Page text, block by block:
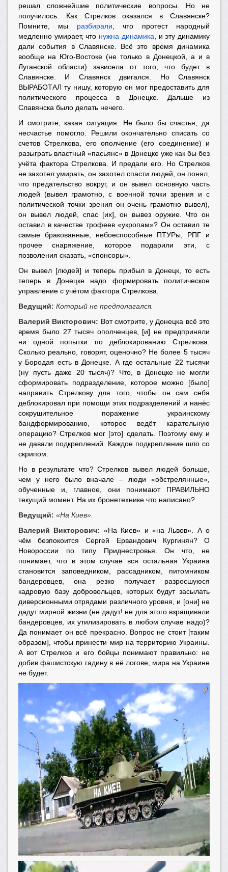
решал сложнейшие политические вопросы. Но не
получилось. Как Стрелков оказался в Славянске?
Помните, мы разбирали , что протест народный
медленно умирает, что нужна динамика , и эту динамику
дали события в Славянске. Всё это время динамика
вообще на Юго-Востоке (не только в Донецкой, а и в
Луганской области) зависела от того, что будет в
Славянске. И Славянск двигался. Но Славянск
ВЫРАБОТАЛ ту нишу, которую он мог предоставить для
политического процесса в Донецке. Дальше из
Славянска было делать нечего.
И смотрите, какая ситуация. Не было бы счастья, да
несчастье помогло. Решили окончательно списать со
счетов Стрелкова, его ополчение (его соединение) и
разыграть властный «пасьянс» в Донецке уже как бы без
учёта фактора Стрелкова. И предали его. Но Стрелков
не захотел умирать, он захотел спасти людей, он понял,
что предательство вокруг, и он вывел основную часть
людей (вывел грамотно, с военной точки зрения и с
политической точки зрения он очень грамотно вывел),
он вывел людей, спас [их], он вывез оружие. Что он
оставил в качестве трофеев «укропам»? Он оставил те
самые бракованные, небоеспособные ПТУРы, РПГ и
прочее снаряжение, которое подарили эти, с
позволения сказать, «спонсоры».
Он вывел [людей] и теперь прибыл в Донецк, то есть
теперь в Донецке надо формировать политическое
управление с учётом фактора Стрелкова.
Ведущий: Который не предполагался.
Валерий Викторович: Вот смотрите, у Донецка всё это
время было 27 тысяч ополченцев, [и] не предприняли
ни одной попытки по деблокированию Стрелкова.
Сколько реально, говорят, оценочно? Не более 5 тысяч
у Бородая есть в Донецке. А где остальные 22 тысячи
(ну пусть даже 20 тысяч)? Что, в Донецке не могли
сформировать подразделение, которое можно [было]
направить Стрелкову для того, чтобы он сам себя
деблокировал при помощи этих подразделений и нанёс
сокрушительное поражение украинскому
бандформированию, которое ведёт карательную
операцию? Стрелков мог [это] сделать. Поэтому ему и
не давали подкреплений. Каждое подкрепление шло со
скрипом.
Но в результате что? Стрелков вывел людей больше,
чем у него было вначале – люди «обстрелянные»,
обученные и, главное, они понимают ПРАВИЛЬНО
текущий момент. На их бронетехнике что написано?
Ведущий: «На Киев».
Валерий Викторович: «На Киев» и «на Львов». А о
чём безпокоится Сергей Ервандович Кургинян? О
Новороссии по типу Приднестровья. Он что, не
понимает, что в этом случае вся остальная Украина
становится заповедником, рассадником, питомником
бандеровцев, она резко получает разросшуюся
кадровую базу добровольцев, которых будут засылать
диверсионными отрядами различного уровня, и [они] не
дадут мирной жизни (не дадут! не для этого взращивали
бандеровцев, их утилизировать в любом случае надо)?
Да понимает он всё прекрасно. Вопрос не стоит [таким
образом], чтобы принести мир на территорию Украины.
А вот Стрелков и его бойцы понимают правильно: не
добив фашистскую гадину в её логове, мира на Украине
не будет.